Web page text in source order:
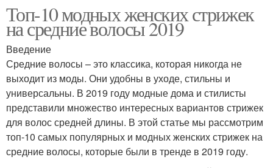
Топ-10 модных женских стрижек
на средние волосы 2019
Введение
Средние волосы – это классика, которая никогда не
выходит из моды. Они удобны в уходе, стильны и
универсальны. В 2019 году модные дома и стилисты
представили множество интересных вариантов стрижек
для волос средней длины. В этой статье мы рассмотрим
топ-10 самых популярных и модных женских стрижек на
средние волосы, которые были в тренде в 2019 году.